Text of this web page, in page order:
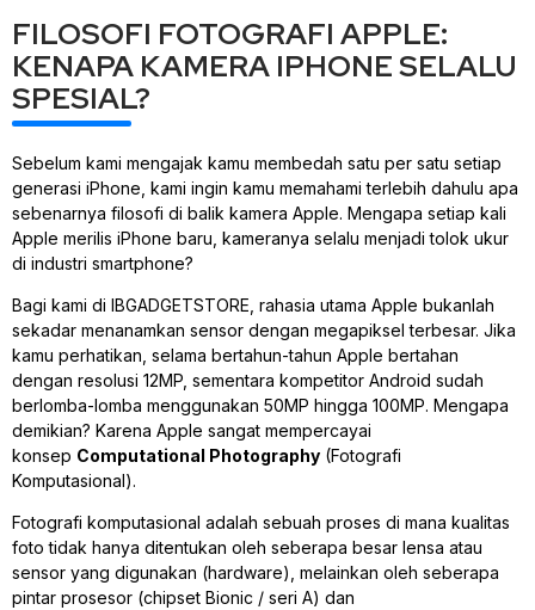
FILOSOFI FOTOGRAFI APPLE:
KENAPA KAMERA IPHONE SELALU
SPESIAL?
Sebelum kami mengajak kamu membedah satu per satu setiap
generasi iPhone, kami ingin kamu memahami terlebih dahulu apa
sebenarnya filosofi di balik kamera Apple. Mengapa setiap kali
Apple merilis iPhone baru, kameranya selalu menjadi tolok ukur
di industri smartphone?
Bagi kami di IBGADGETSTORE, rahasia utama Apple bukanlah
sekadar menanamkan sensor dengan megapiksel terbesar. Jika
kamu perhatikan, selama bertahun-tahun Apple bertahan
dengan resolusi 12MP, sementara kompetitor Android sudah
berlomba-lomba menggunakan 50MP hingga 100MP. Mengapa
demikian? Karena Apple sangat mempercayai
konsep Computational Photography (Fotografi
Komputasional).
Fotografi komputasional adalah sebuah proses di mana kualitas
foto tidak hanya ditentukan oleh seberapa besar lensa atau
sensor yang digunakan (hardware), melainkan oleh seberapa
pintar prosesor (chipset Bionic / seri A) dan